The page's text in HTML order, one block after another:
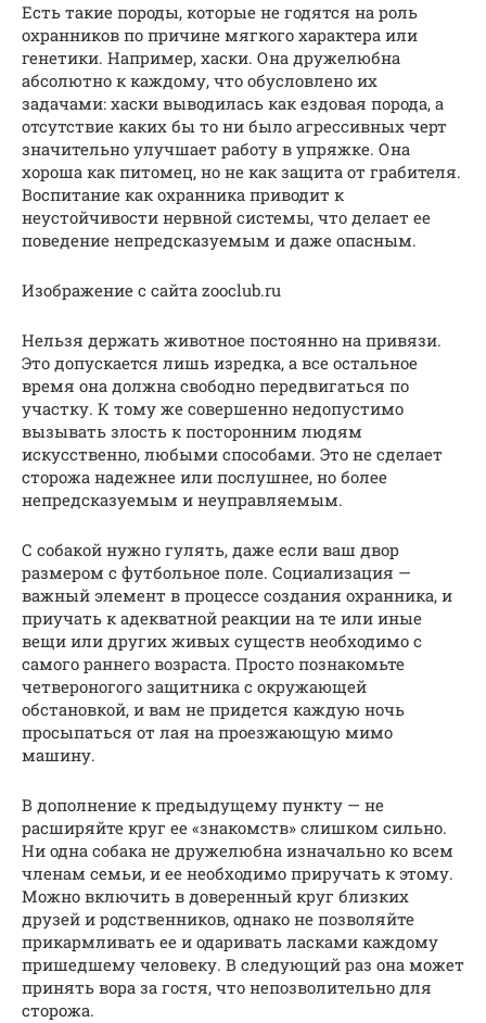
Есть такие породы, которые не годятся на роль
охранников по причине мягкого характера или
генетики. Например, хаски. Она дружелюбна
абсолютно к каждому, что обусловлено их
задачами: хаски выводилась как ездовая порода, а
отсутствие каких бы то ни было агрессивных черт
значительно улучшает работу в упряжке. Она
хороша как питомец, но не как защита от грабителя.
Воспитание как охранника приводит к
неустойчивости нервной системы, что делает ее
поведение непредсказуемым и даже опасным.
Изображение с сайта zooclub.ru
Нельзя держать животное постоянно на привязи.
Это допускается лишь изредка, а все остальное
время она должна свободно передвигаться по
участку. К тому же совершенно недопустимо
вызывать злость к посторонним людям
искусственно, любыми способами. Это не сделает
сторожа надежнее или послушнее, но более
непредсказуемым и неуправляемым.
С собакой нужно гулять, даже если ваш двор
размером с футбольное поле. Социализация —
важный элемент в процессе создания охранника, и
приучать к адекватной реакции на те или иные
вещи или других живых существ необходимо с
самого раннего возраста. Просто познакомьте
четвероногого защитника с окружающей
обстановкой, и вам не придется каждую ночь
просыпаться от лая на проезжающую мимо
машину.
В дополнение к предыдущему пункту — не
расширяйте круг ее «знакомств» слишком сильно.
Ни одна собака не дружелюбна изначально ко всем
членам семьи, и ее необходимо приручать к этому.
Можно включить в доверенный круг близких
друзей и родственников, однако не позволяйте
прикармливать ее и одаривать ласками каждому
пришедшему человеку. В следующий раз она может
принять вора за гостя, что непозволительно для
сторожа.